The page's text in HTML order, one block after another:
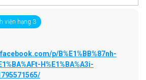
viện hạng 3
p/B%E1%BB%87nh-
H%E1%BA%A3i-